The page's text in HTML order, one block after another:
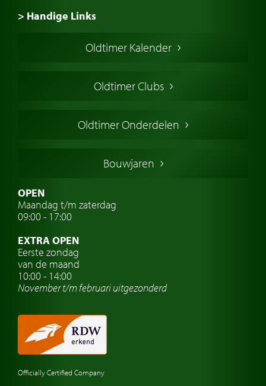
> Handige Links
Amerikaanse oldtimers
Franse oldtimers
Zweedse oldtimers
Oldtimer verzekering
Oldtimer reizen
Oldtimerwerkplaats
Automerk horloges
Classic cars Nederland
Oldtimer Kalender
Oldtimer Clubs
Oldtimer Onderdelen
Bouwjaren
OPEN
Maandag t/m zaterdag
09:00 - 17:00
EXTRA OPEN
Eerste zondag
van de maand
10:00 - 14:00
November t/m februariuitgezonderd
Officially Certified Company